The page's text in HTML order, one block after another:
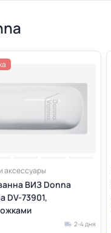
аксессуары
ВИЗ Donna
DV-73901,
2-4 дня